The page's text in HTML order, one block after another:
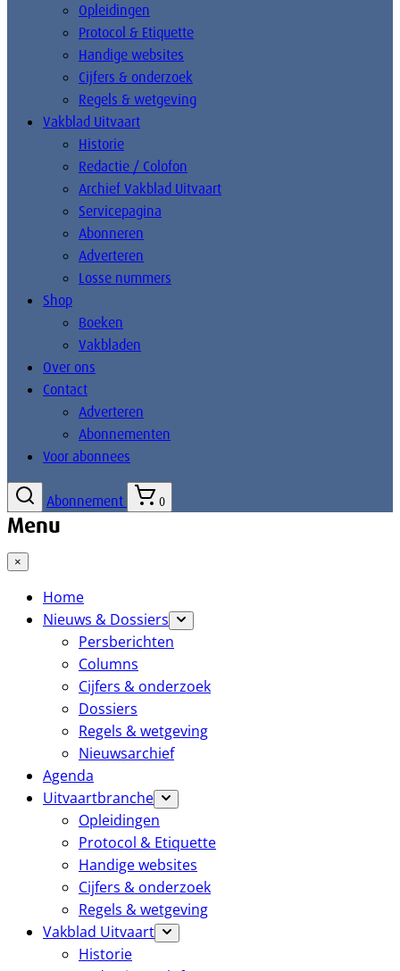
Opleidingen
Protocol & Etiquette
Handige websites
Cijfers & onderzoek
Regels & wetgeving
Vakblad Uitvaart
Historie
Redactie / Colofon
Archief Vakblad Uitvaart
Servicepagina
Abonneren
Adverteren
Losse nummers
Shop
Boeken
Vakbladen
Over ons
Contact
Adverteren
Abonnementen
Voor abonnees
Abonnement 0
Menu
×
Home
Nieuws & Dossiers
Persberichten
Columns
Cijfers & onderzoek
Dossiers
Regels & wetgeving
Nieuwsarchief
Agenda
Uitvaartbranche
Opleidingen
Protocol & Etiquette
Handige websites
Cijfers & onderzoek
Regels & wetgeving
Vakblad Uitvaart
Historie